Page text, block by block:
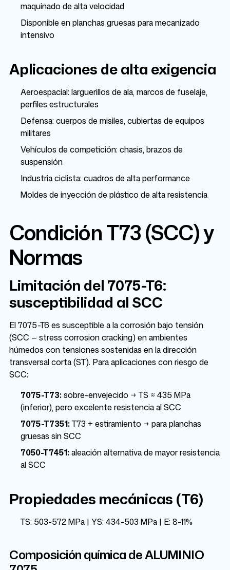
maquinado de alta velocidad
Disponible en planchas gruesas para mecanizado
intensivo
Aplicaciones de alta exigencia
Aeroespacial: larguerillos de ala, marcos de fuselaje,
perfiles estructurales
Defensa: cuerpos de misiles, cubiertas de equipos
militares
Vehículos de competición: chasis, brazos de
suspensión
Industria ciclista: cuadros de alta performance
Moldes de inyección de plástico de alta resistencia
Condición T73 (SCC) y
Normas
Limitación del 7075-T6:
susceptibilidad al SCC
El 7075-T6 es susceptible a la corrosión bajo tensión
(SCC — stress corrosion cracking) en ambientes
húmedos con tensiones sostenidas en la dirección
transversal corta (ST). Para aplicaciones con riesgo de
SCC:
7075-T73:sobre-envejecido → TS ≈ 435 MPa
(inferior), pero excelente resistencia al SCC
7075-T7351:T73 + estiramiento → para planchas
gruesas sin SCC
7050-T7451:aleación alternativa de mayor resistencia
al SCC
Propiedades mecánicas (T6)
TS: 503-572 MPa | YS: 434-503 MPa | E: 8-11%
Composición química de ALUMINIO